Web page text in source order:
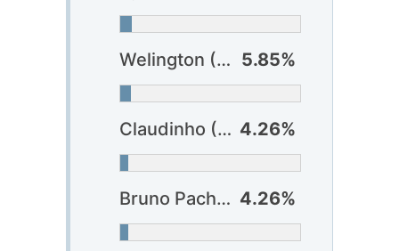
Welington (São Paulo) 5.85%
Claudinho (Criciúma) 4.26%
Bruno Pacheco (Fortaleza) 4.26%